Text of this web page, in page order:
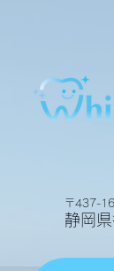
〒437-
静岡